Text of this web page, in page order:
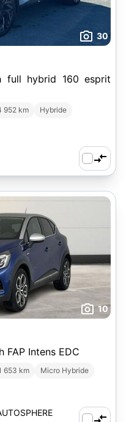
30
full hybrid 160 esprit
952 km
Hybride
10
FAP Intens EDC
653 km
Micro Hybride